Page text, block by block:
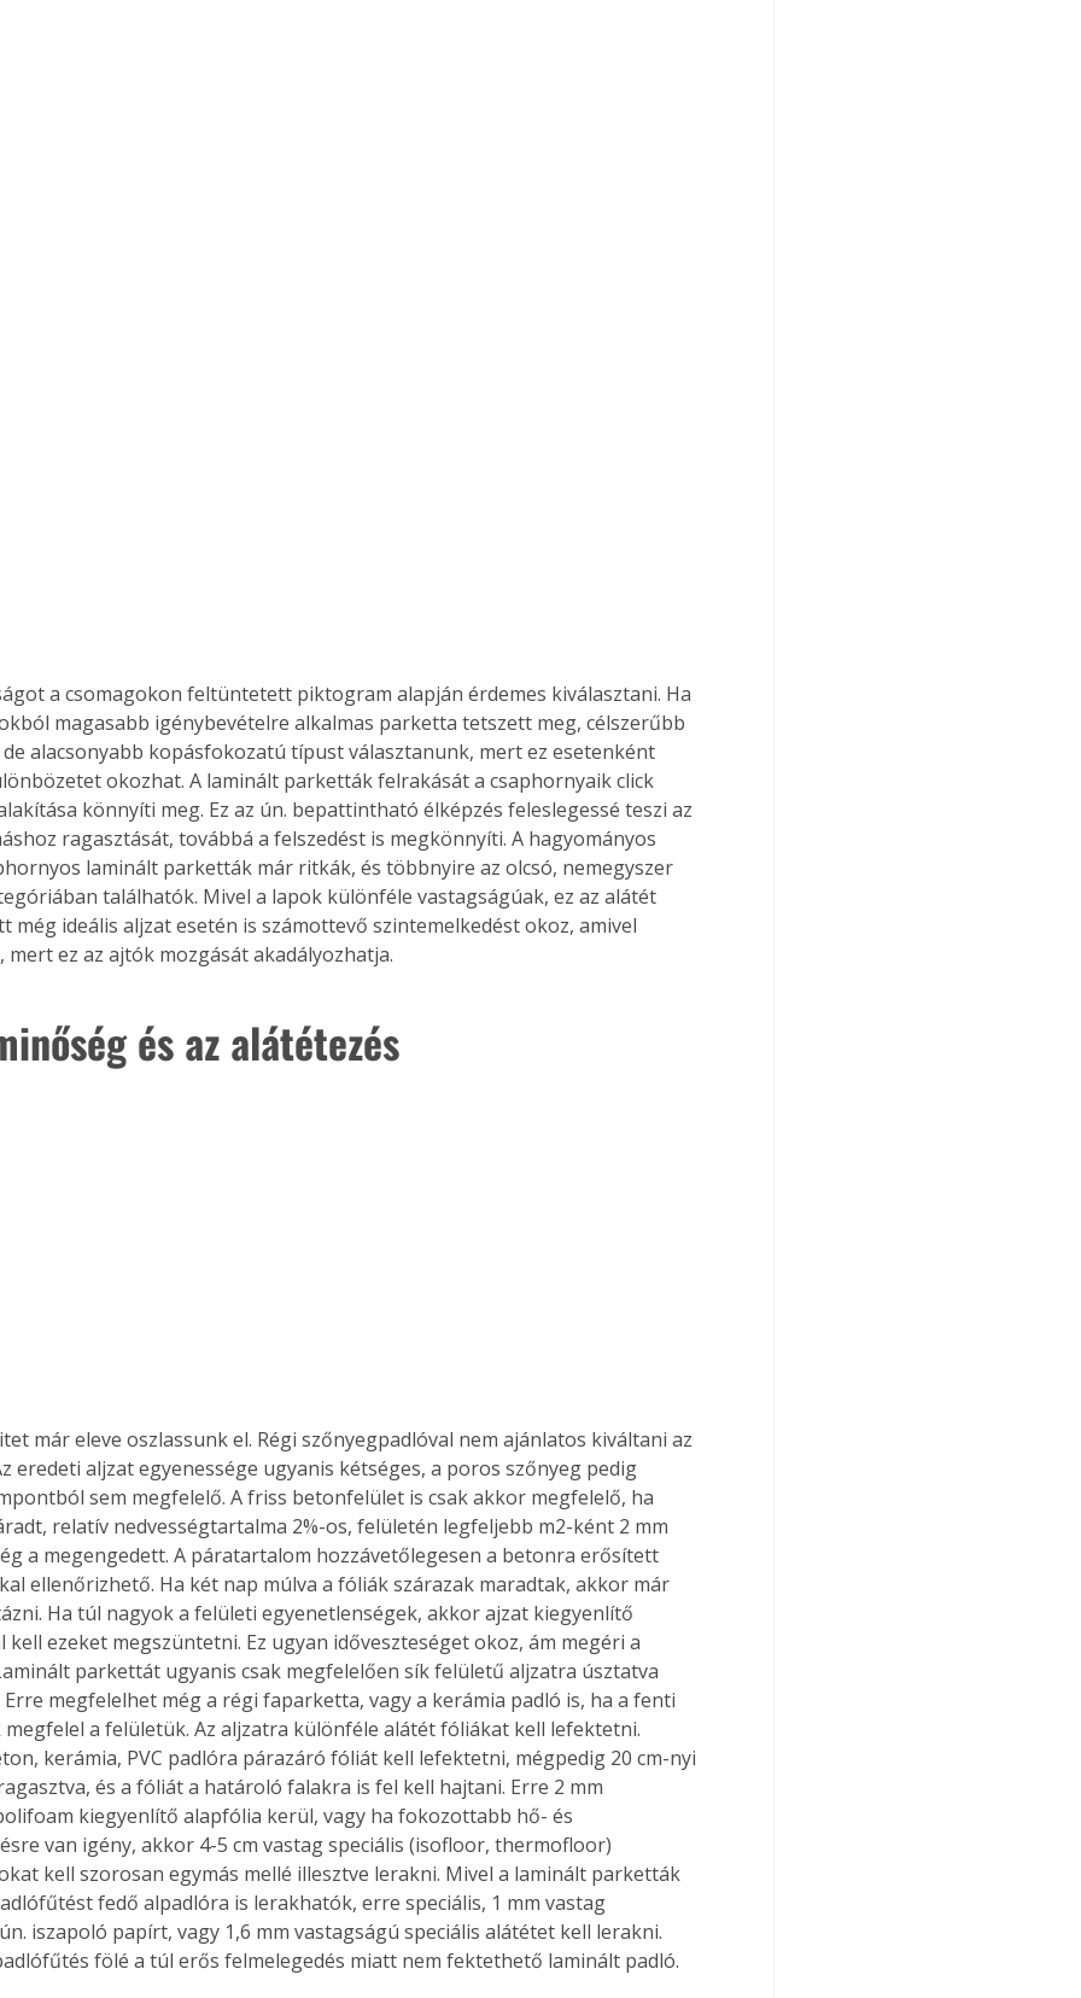
Gyógyító növények: a
természet kincsei az
magasabb igénybevételre alkalmas parketta tetszett meg, célszerűbb
alacsonyabb kopásfokozatú típust választanunk, mert ez esetenként
okozhat. A laminált parketták felrakását a csaphornyaik click
könnyíti meg. Ez az ún. bepattintható élképzés feleslegessé teszi az
ragasztását, továbbá a felszedést is megkönnyíti. A hagyományos
laminált parketták már ritkák, és többnyire az olcsó, nemegyszer
találhatók. Mivel a lapok különféle vastagságúak, ez az alátét
még ideális aljzat esetén is számottevő szintemelkedést okoz, amivel
mert ez az ajtók mozgását akadályozhatja.
és az alátétezés
már eleve oszlassunk el. Régi szőnyegpadlóval nem ajánlatos kiváltani az
eredeti aljzat egyenessége ugyanis kétséges, a poros szőnyeg pedig
sem megfelelő. A friss betonfelület is csak akkor megfelelő, ha
relatív nedvességtartalma 2%-os, felületén legfeljebb m2-ként 2 mm
a megengedett. A páratartalom hozzávetőlegesen a betonra erősített
ellenőrizhető. Ha két nap múlva a fóliák szárazak maradtak, akkor már
Ha túl nagyok a felületi egyenetlenségek, akkor ajzat kiegyenlítő
kell ezeket megszüntetni. Ez ugyan időveszteséget okoz, ám megéri a
parkettát ugyanis csak megfelelően sík felületű aljzatra úsztatva
megfelelhet még a régi faparketta, vagy a kerámia padló is, ha a fenti
a felületük. Az aljzatra különféle alátét fóliákat kell lefektetni.
kerámia, PVC padlóra párazáró fóliát kell lefektetni, mégpedig 20 cm-nyi
és a fóliát a határoló falakra is fel kell hajtani. Erre 2 mm
kiegyenlítő alapfólia kerül, vagy ha fokozottabb hő- és
van igény, akkor 4-5 cm vastag speciális (isofloor, thermofloor)
kell szorosan egymás mellé illesztve lerakni. Mivel a laminált parketták
fedő alpadlóra is lerakhatók, erre speciális, 1 mm vastag
iszapoló papírt, vagy 1,6 mm vastagságú speciális alátétet kell lerakni.
fölé a túl erős felmelegedés miatt nem fektethető laminált padló.